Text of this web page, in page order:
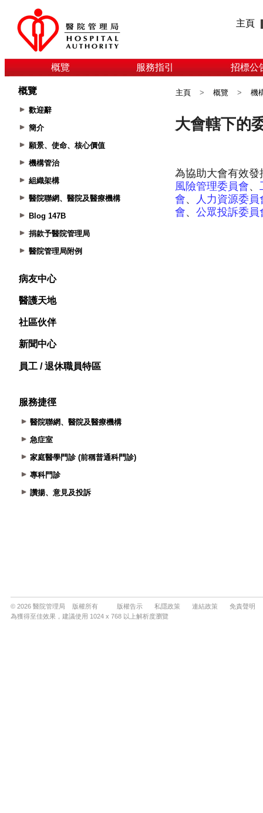
主頁
概覽 服務指引 招標公
概覽
歡迎辭
簡介
願景、使命、核心價值
機構管治
組織架構
醫院聯網、醫院及醫療機構
Blog 147B
捐款予醫院管理局
醫院管理局附例
病友中心
醫護天地
社區伙伴
新聞中心
員工 / 退休職員特區
服務捷徑
醫院聯網、醫院及醫療機構
急症室
家庭醫學門診 (前稱普通科門診)
專科門診
讚揚、意見及投訴
主頁 > 概覽 > 機
© 2026 醫院管理局 版權所有 版權告示 私隱政策 連結政策
免責聲明
為獲得至佳效果，建議使用 1024 x 768 以上解析度瀏覽